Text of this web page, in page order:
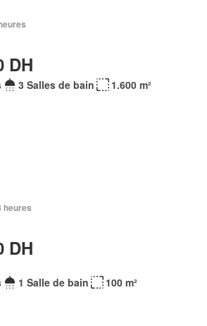
DH
3 Salles de bain 1.600 m²
heures
DH
1 Salle de bain 100 m²